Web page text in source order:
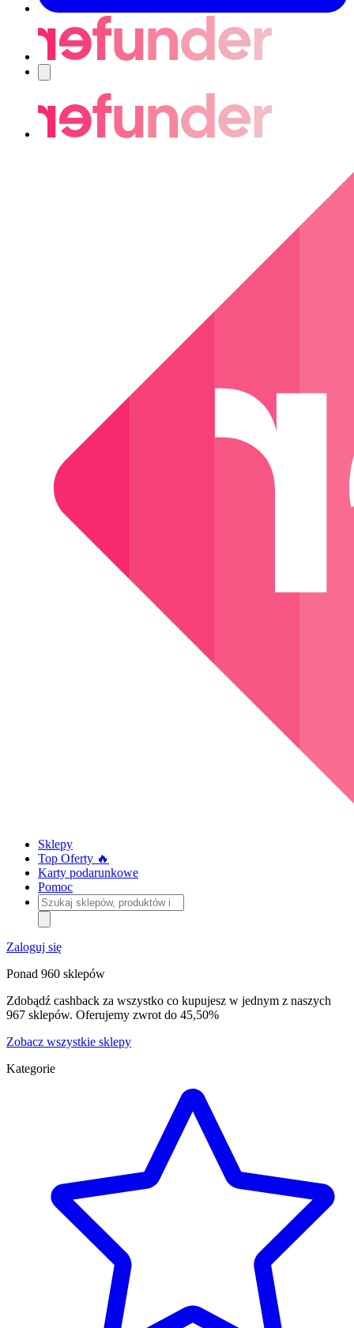
Sklepy
Top Oferty 🔥
Karty podarunkowe
Pomoc
Szukaj
sklepów,
produktów
i
kategorii
Zaloguj się
Ponad 960 sklepów
Zdobądź cashback za wszystko co kupujesz w jednym z naszych
967 sklepów. Oferujemy zwrot do 45,50%
Zobacz wszystkie sklepy
Kategorie